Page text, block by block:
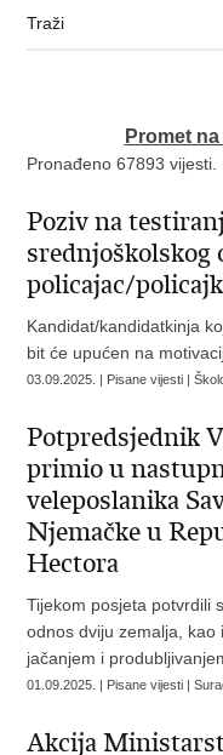
Promet
Pronađeno 67893 vijesti.
Poziv na
srednjoškolskog
policajac/
Kandidat/kandidatkinja
bit će upućen na
03.09.2025. | Pisane vijesti |
Potpredsjednik
primio u
veleposlanika
Njemačke u
Hectora
Tijekom posjeta potvrdili
odnos dviju zemalja,
jačanjem i
01.09.2025. | Pisane vijesti |
Akcija